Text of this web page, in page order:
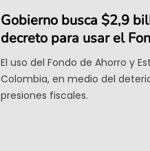
Gobierno busca $2,9
decreto para usar el
El uso del Fondo de Ahorro y
Colombia, en medio del
presiones fiscales.